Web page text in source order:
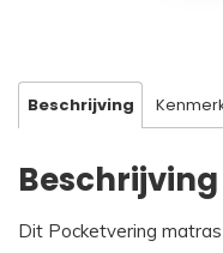
Beschrijving
Beschrijving
Dit Pocketvering